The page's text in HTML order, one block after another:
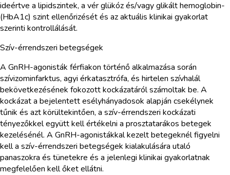
ideértve a lipidszintek, a vér glükóz és/vagy glikált hemoglobin-
(HbA1c) szint ellenőrizését és az aktuális klinikai gyakorlat
szerinti kontrollálását.
Szív-érrendszeri betegségek
A GnRH-agonisták férfiakon történő alkalmazása során
szívizominfarktus, agyi érkatasztrófa, és hirtelen szívhalál
bekövetkezésének fokozott kockázatáról számoltak be. A
kockázat a bejelentett esélyhányadosok alapján csekélynek
tűnik és azt körültekintően, a szív-érrendszeri kockázati
tényezőkkel együtt kell értékelni a prosztatarákos betegek
kezelésénél. A GnRH-agonistákkal kezelt betegeknél figyelni
kell a szív-érrendszeri betegségek kialakulására utaló
panaszokra és tünetekre és a jelenlegi klinikai gyakorlatnak
megfelelően kell őket ellátni.